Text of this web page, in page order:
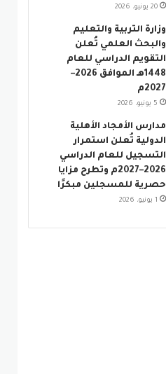
20 يونيو، 2026
وزارة التربية والتعليم
والبحث العلمي تُعلن
التقويم الدراسي للعام
1448هـ الموافق 2026–
2027م
5 يونيو، 2026
مدارس الأمجاد الأهلية
الدولية تُعلن استمرار
التسجيل للعام الدراسي
2026–2027م وتطرح مزايا
حصرية للمسجلين مبكرًا
1 يونيو، 2026